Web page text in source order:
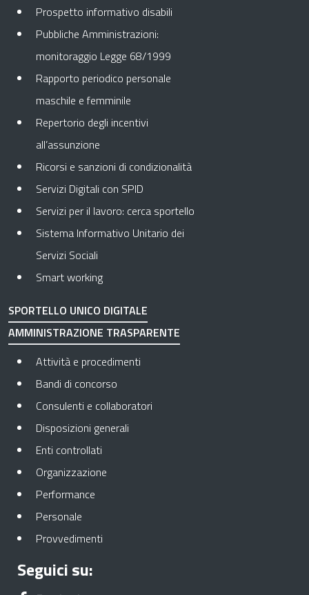
Prospetto informativo disabili
Pubbliche Amministrazioni:
monitoraggio Legge 68/1999
Rapporto periodico personale
maschile e femminile
Repertorio degli incentivi
all’assunzione
Ricorsi e sanzioni di condizionalità
Servizi Digitali con SPID
Servizi per il lavoro: cerca sportello
Sistema Informativo Unitario dei
Servizi Sociali
Smart working
SPORTELLO UNICO DIGITALE
AMMINISTRAZIONE TRASPARENTE
Attività e procedimenti
Bandi di concorso
Consulenti e collaboratori
Disposizioni generali
Enti controllati
Organizzazione
Performance
Personale
Provvedimenti
Seguici su: